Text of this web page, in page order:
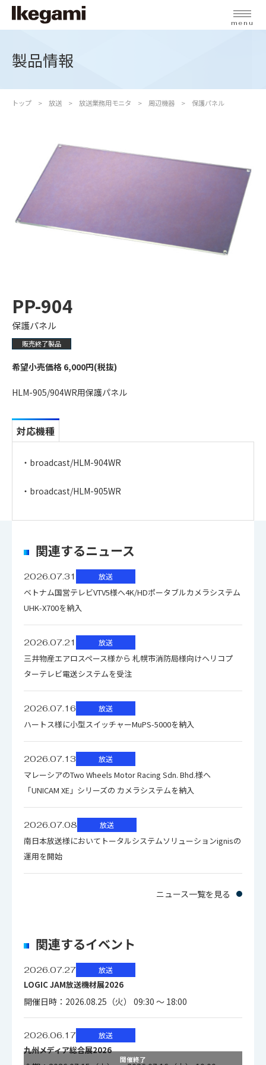
menu
製品情報
トップ 放送 放送業務用モニタ 周辺機器 保護パネル
PP-904
保護パネル
販売終了製品
希望小売価格 6,000円(税抜)
HLM-905/904WR用保護パネル
対応機種
・broadcast/HLM-904WR
・broadcast/HLM-905WR
・
アイコンのファイルは個人情報の入力が必須と
なります。「選択する」をクリックしてください。
ロードできます。
複数のファイルをダウンロードする場合、選択するボタン
を押してください。（個人情報の入力が必要）
ファイル名
関連するニュース
2026.07.31 放送
ベトナム国営テレビVTV5様へ4K/HDポータブルカメラシステム
UHK-X700を納入
2026.07.21 放送
三井物産エアロスペース様から 札幌市消防局様向けヘリコプ
ターテレビ電送システムを受注
2026.07.16 放送
ハートス様に小型スイッチャーMuPS-5000を納入
2026.07.13 放送
マレーシアのTwo Wheels Motor Racing Sdn. Bhd.様へ
「UNICAM XE」シリーズの カメラシステムを納入
2026.07.08 放送
南日本放送様においてトータルシステムソリューションignisの
運用を開始
ニュース一覧を見る
関連するイベント
2026.07.27 放送
LOGIC JAM放送機材展2026
開催日時：2026.08.25（火） 09:30 ～ 18:00
2026.06.17 放送
九州メディア総合展2026
開催終了